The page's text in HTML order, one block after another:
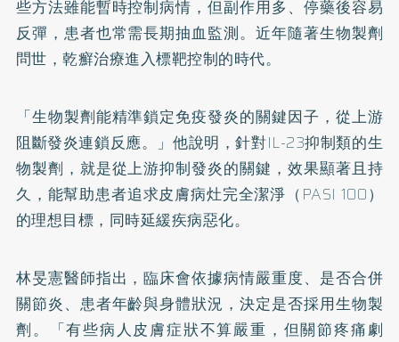
些方法雖能暫時控制病情，但副作用多、停藥後容易
反彈，患者也常需長期抽血監測。近年隨著生物製劑
問世，乾癬治療進入標靶控制的時代。
「生物製劑能精準鎖定免疫發炎的關鍵因子，從上游
阻斷發炎連鎖反應。」他說明，針對IL-23抑制類的生
物製劑，就是從上游抑制發炎的關鍵，效果顯著且持
久，能幫助患者追求皮膚病灶完全潔淨（PASI 100）
的理想目標，同時延緩疾病惡化。
林旻憲醫師指出，臨床會依據病情嚴重度、是否合併
關節炎、患者年齡與身體狀況，決定是否採用生物製
劑。「有些病人皮膚症狀不算嚴重，但關節疼痛劇